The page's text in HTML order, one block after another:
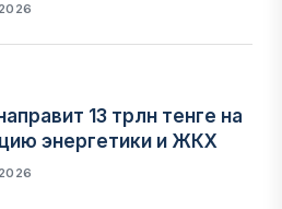
13 трлн тенге на
энергетики и ЖКХ